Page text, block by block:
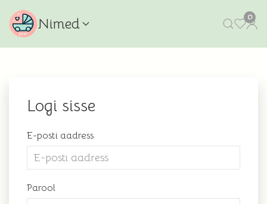
Nimed 0
Logi sisse
E-posti aadress
Parool